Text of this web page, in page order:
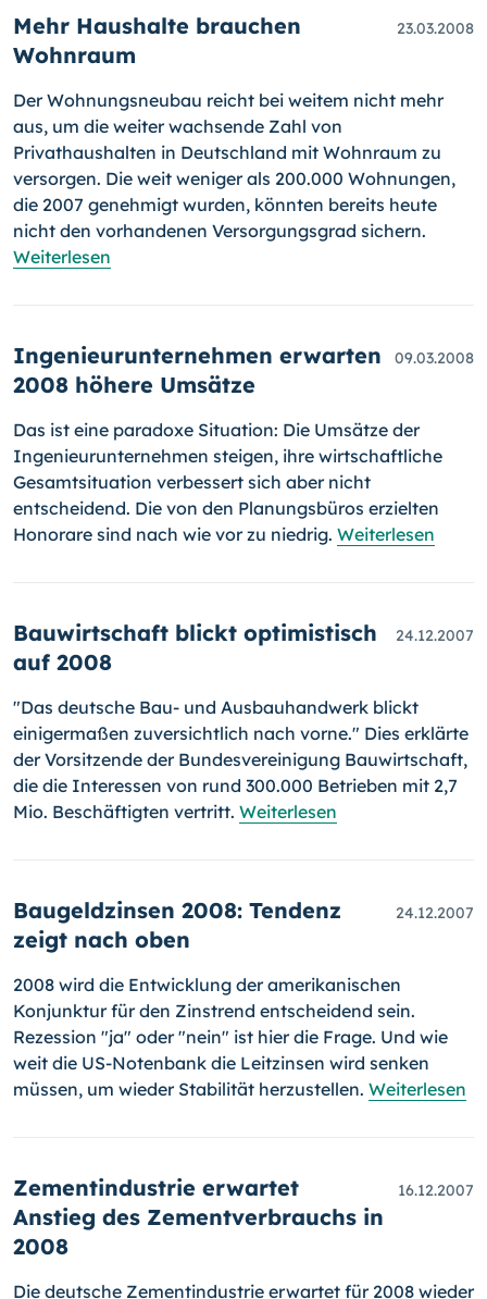
Mehr Haushalte brauchen
Wohnraum
23.03.2008
Der Wohnungsneubau reicht bei weitem nicht mehr
aus, um die weiter wachsende Zahl von
Privathaushalten in Deutschland mit Wohnraum zu
versorgen. Die weit weniger als 200.000 Wohnungen,
die 2007 geneh­migt wurden, könnten bereits heute
nicht den vorhandenen Versor­gungs­grad sichern.
Weiterlesen
Ingenieurunternehmen erwarten
2008 höhere Umsätze
09.03.2008
Das ist eine paradoxe Situation: Die Umsätze der
Ingenieurunternehmen steigen, ihre wirtschaftliche
Gesamtsituation verbessert sich aber nicht
entscheidend. Die von den Planungsbüros erzielten
Honorare sind nach wie vor zu niedrig. Weiterlesen
Bauwirtschaft blickt optimistisch
auf 2008
24.12.2007
"Das deutsche Bau- und Ausbauhandwerk blickt
einigermaßen zuver­sicht­lich nach vorne." Dies erklärte
der Vorsitzende der Bundes­ver­eini­gung Bauwirtschaft,
die die Interessen von rund 300.000 Betrieben mit 2,7
Mio. Beschäftigten vertritt. Weiterlesen
Baugeldzinsen 2008: Tendenz
zeigt nach oben
24.12.2007
2008 wird die Entwicklung der amerikanischen
Konjunktur für den Zins­trend entscheidend sein.
Rezession "ja" oder "nein" ist hier die Frage. Und wie
weit die US-Notenbank die Leitzinsen wird senken
müssen, um wieder Stabilität herzustellen. Weiterlesen
Zementindustrie erwartet
Anstieg des Zementverbrauchs in
2008
16.12.2007
Die deutsche Zementindustrie erwartet für 2008 wieder